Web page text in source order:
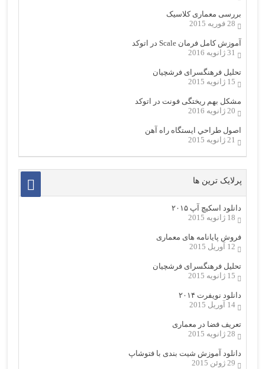
بررسی معماری کلاسیک
28 فوریه 2015
آموزش کامل فرمان Scale در اتوکد
31 ژانویه 2016
تحلیل فرهنگسرای فرشچیان
15 ژانویه 2015
مشکل بهم ریختگی فونت در اتوکد
20 ژانویه 2016
اصول طراحي ایستگاه راه آهن
21 ژانویه 2015
پرلایک ترین ها
دانلود اسکیچ آپ ۲۰۱۵
18 ژانویه 2015
فروش پایانامه های معماری
12 آوریل 2015
تحلیل فرهنگسرای فرشچیان
15 ژانویه 2015
دانلود نویفرت ۲۰۱۴
14 آوریل 2015
تعریف فضا در معماری
28 ژانویه 2015
دانلود آموزش شیت بندی با فتوشاپ
29 ژوئن 2015